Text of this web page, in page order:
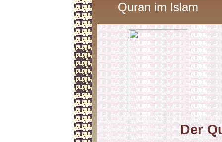
Quran im Islam
Der